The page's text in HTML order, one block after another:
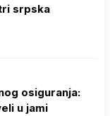
srpska
osiguranja:
u jami